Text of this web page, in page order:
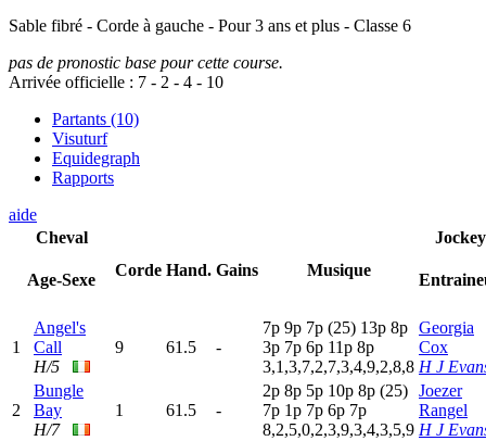
Sable fibré - Corde à gauche - Pour 3 ans et plus - Classe 6
pas de pronostic base pour cette course.
Arrivée officielle : 7 - 2 - 4 - 10
Partants (10)
Visuturf
Equidegraph
Rapports
aide
Cheval
Age-Sexe
Corde Hand. Gains Musique
Jockey
1
Angel's
Call
H/5
9 61.5 -
7p 9p 7p (25) 13p 8p
3p 7p 6p 11p 8p
3,1,3,7,2,7,3,4,9,2,8,8
Georgia
Cox
H J
2
Bungle
Bay
H/7
1 61.5 -
2p 8p 5p 10p 8p (25)
7p 1p 7p 6p 7p
8,2,5,0,2,3,9,3,4,3,5,9
Joezer
Rangel
H J